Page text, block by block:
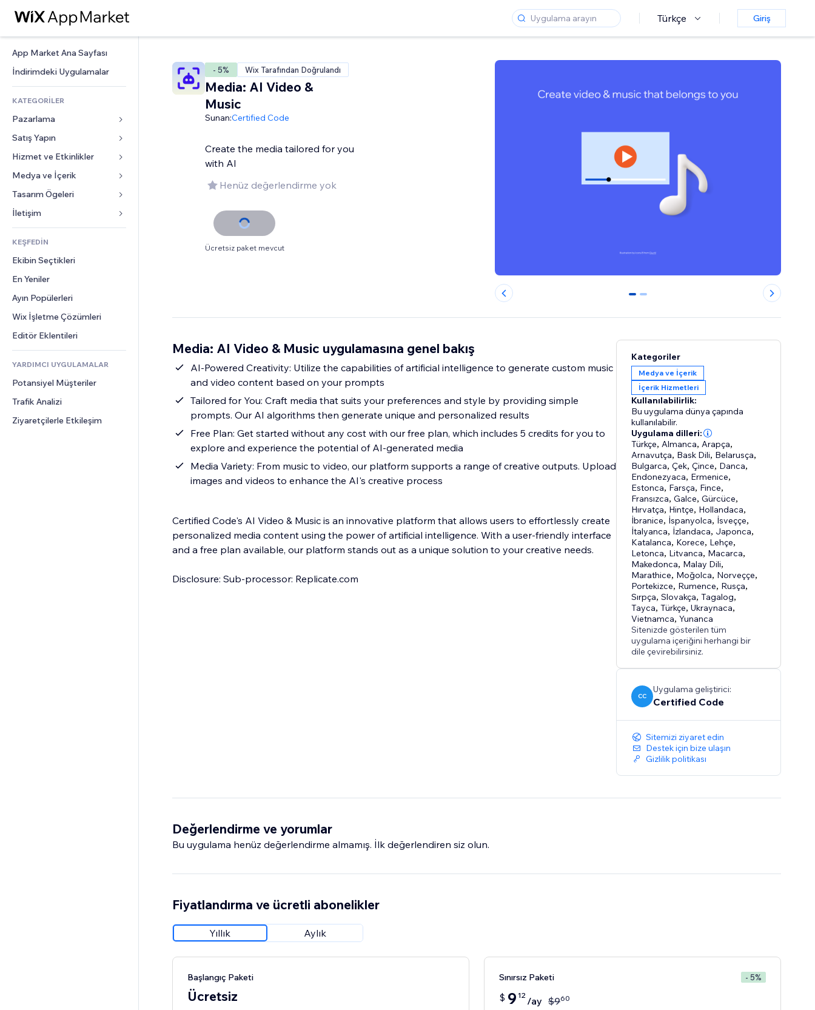
Türkçe Giriş
App Market Ana Sayfası
İndirimdeki Uygulamalar
KATEGORİLER
Pazarlama
Reklamlar
Mobil
Site Analizleri
Sosyal Ağ
Site Listeleri
E-posta
Satış Yapın
Mağazalar için uygulamalar
Gönderim ve Teslimat
Satış Düğmeleri
Muhasebe
Kuponlar ve Müşteri Sadakati
Depolama Çözümleri
Hizmet ve Etkinlikler
Oteller
Etkinlikler
Restoranlar
Emlak
Randevular
Medya ve İçerik
Galeri
Müzik
Podcast
Fotoğrafçılık
Video
PDF
Dosya Paylaşımı
Haberler
Tasarım Ögeleri
Haritalar ve Navigasyon
Gizlilik ve Güvenlik
Saat
Sayfa Şablonları
Görüntü Efektleri
Düğmeler ve Menüler
Afişler ve Rozetler
Hesap Makineleri
Arama
Hava Durumu
Grafik ve Tablolar
Formlar
Blog
Anketler
Sohbet
Yorumlar
Telefon
Topluluk
Değerlendirmeler ve Müşteri
KEŞFEDİN
Ekibin Seçtikleri
En Yeniler
Ayın Popülerleri
Wix İşletme Çözümleri
Editör Eklentileri
YARDIMCI UYGULAMALAR
Potansiyel Müşteriler
Trafik Analizi
Ziyaretçilerle Etkileşim
- 5% Wix Tarafından Doğrulandı
Media: AI Video &
Music
Sunan:Certified Code
Create the media tailored for you
with AI
Henüz değerlendirme yok
Ücretsiz paket mevcut
0 1
Media: AI Video & Music uygulamasına genel bakış
AI-Powered Creativity: Utilize the capabilities of artificial intelligence to generate custom music
and video content based on your prompts
Tailored for You: Craft media that suits your preferences and style by providing simple
prompts. Our AI algorithms then generate unique and personalized results
Free Plan: Get started without any cost with our free plan, which includes 5 credits for you to
explore and experience the potential of AI-generated media
Media Variety: From music to video, our platform supports a range of creative outputs. Upload
images and videos to enhance the AI's creative process
Certified Code's AI Video & Music is an innovative platform that allows users to effortlessly create
personalized media content using the power of artificial intelligence. With a user-friendly interface
and a free plan available, our platform stands out as a unique solution to your creative needs.
Disclosure: Sub-processor: Replicate.com
Kategoriler
Medya ve İçerik
İçerik Hizmetleri
Kullanılabilirlik:
Bu uygulama dünya çapında
kullanılabilir.
Uygulama dilleri:
Türkçe, Almanca, Arapça,
Arnavutça, Bask Dili, Belarusça,
Bulgarca,Çek,Çince, Danca,
Endonezyaca, Ermenice,
Estonca, Farsça, Fince,
Fransızca,Galce,Gürcüce,
Hırvatça, Hintçe, Hollandaca,
İbranice, İspanyolca, İsveççe,
İtalyanca, İzlandaca, Japonca,
Katalanca, Korece, Lehçe,
Letonca, Litvanca, Macarca,
Makedonca, Malay Dili,
Marathice, Moğolca, Norveççe,
Portekizce, Rumence, Rusça,
Sırpça,Slovakça,Tagalog,
Tayca,Türkçe,Ukraynaca,
Vietnamca,Yunanca
Sitenizde gösterilen tüm
uygulama içeriğini herhangi bir
dile çevirebilirsiniz.
CC
Uygulama geliştirici:
Certified Code
Sitemizi ziyaret edin
Destek için bize ulaşın
Gizlilik politikası
Değerlendirme ve yorumlar
Bu uygulama henüz değerlendirme almamış. İlk değerlendiren siz olun.
Fiyatlandırma ve ücretli abonelikler
Yıllık Aylık
Başlangıç Paketi
Ücretsiz
Sınırsız Paketi - 5%
$ 9 12 /ay $960